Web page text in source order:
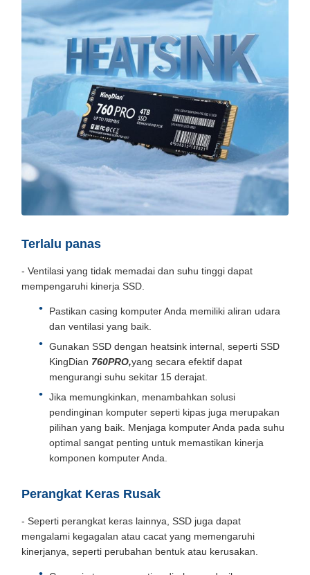
Terlalu panas
- Ventilasi yang tidak memadai dan suhu tinggi dapat
mempengaruhi kinerja SSD.
Pastikan casing komputer Anda memiliki aliran udara
dan ventilasi yang baik.
Gunakan SSD dengan heatsink internal, seperti SSD
KingDian 760PRO,yang secara efektif dapat
mengurangi suhu sekitar 15 derajat.
Jika memungkinkan, menambahkan solusi
pendinginan komputer seperti kipas juga merupakan
pilihan yang baik. Menjaga komputer Anda pada suhu
optimal sangat penting untuk memastikan kinerja
komponen komputer Anda.
Perangkat Keras Rusak
- Seperti perangkat keras lainnya, SSD juga dapat
mengalami kegagalan atau cacat yang memengaruhi
kinerjanya, seperti perubahan bentuk atau kerusakan.